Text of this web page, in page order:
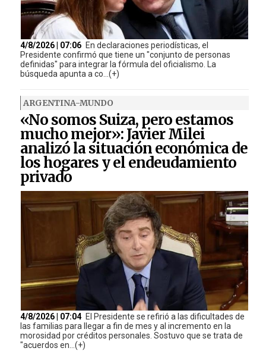
4/8/2026 | 07:06 En declaraciones periodísticas, el
Presidente confirmó que tiene un "conjunto de personas
definidas" para integrar la fórmula del oficialismo. La
búsqueda apunta a co...(+)
ARGENTINA-MUNDO
«No somos Suiza, pero estamos
mucho mejor»: Javier Milei
analizó la situación económica de
los hogares y el endeudamiento
privado
4/8/2026 | 07:04 El Presidente se refirió a las dificultades de
las familias para llegar a fin de mes y al incremento en la
morosidad por créditos personales. Sostuvo que se trata de
"acuerdos en...(+)